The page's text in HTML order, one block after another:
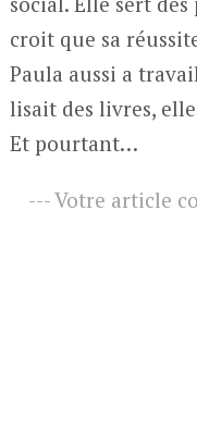
croit que sa
Paula aussi a
lisait des livres,
Et pourtant…
--- Votre article